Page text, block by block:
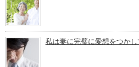
私は妻に完璧に愛想をつか